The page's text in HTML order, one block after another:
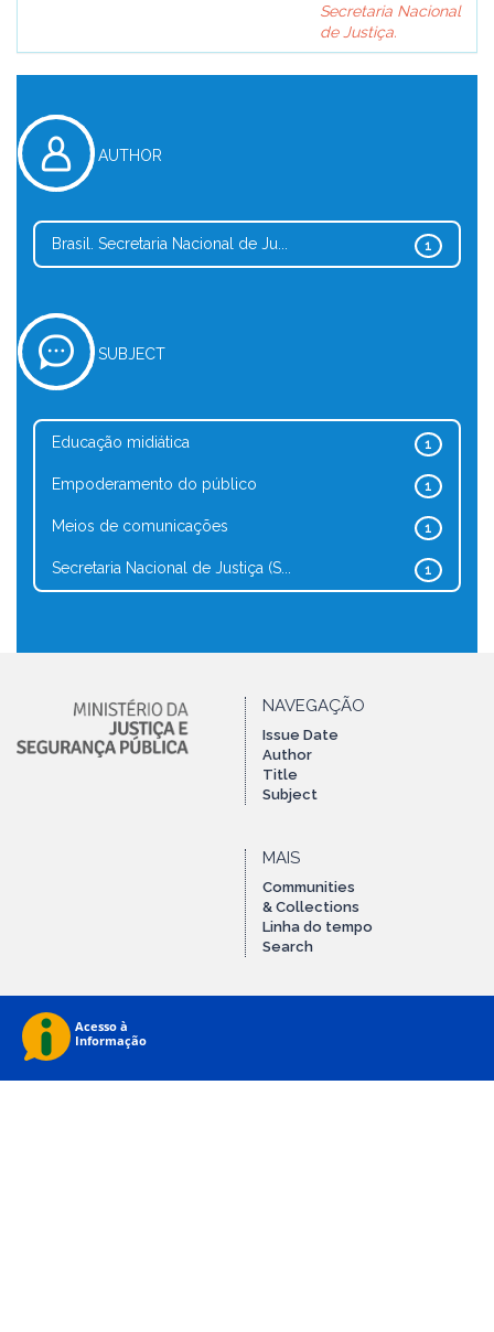
Secretaria Nacional
de Justiça.
AUTHOR
1
Brasil. Secretaria Nacional de Ju...
SUBJECT
1
Educação midiática
1
Empoderamento do público
1
Meios de comunicações
1
Secretaria Nacional de Justiça (S...
NAVEGAÇÃO
Issue Date
Author
Title
Subject
MAIS
Communities
& Collections
Linha do tempo
Search